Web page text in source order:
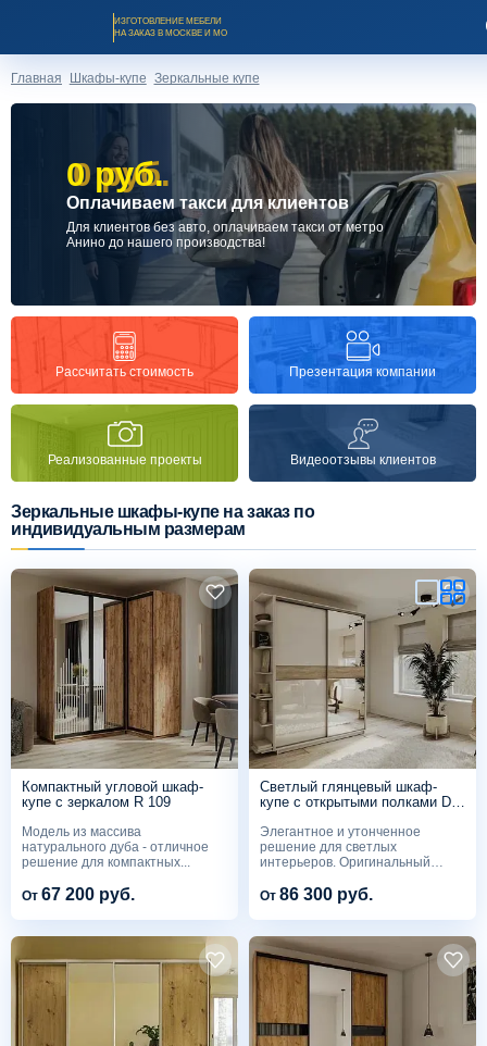
ИЗГОТОВЛЕНИЕ МЕБЕЛИ
НА ЗАКАЗ В МОСКВЕ И МО
Заказать звонок
Каталог мебели на заказ
Оплата и доставка
Рассрочка и кредит
Схема работы
Акции и скидки
Портфолио
Видеоотзывы
Контакты
Главная Шкафы-купе Зеркальные купе
0 руб.
0 руб.
Оплачиваем такси для клиентов
Для клиентов без авто, оплачиваем такси от метро
Анино до нашего производства!
Рассчитать стоимость Презентация компании
Реализованные проекты Видеоотзывы клиентов
Зеркальные шкафы-купе на заказ по
индивидуальным размерам
Компактный угловой шкаф-
купе с зеркалом R 109
Модель из массива
натурального дуба - отличное
решение для компактных...
От 67 200 руб.
Светлый глянцевый шкаф-
купе с открытыми полками D
Элегантное и утонченное
решение для светлых
интерьеров. Оригинальный
От 86 300 руб.